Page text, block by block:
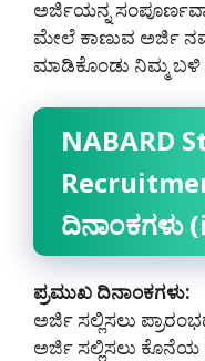
ಅರ್ಜಿಯನ್ನ
ಮೇಲೆ ಕಾಣುವ ಅರ್ಜಿ
ಮಾಡಿಕೊಂಡು ನಿಮ್ಮ ಬಳಿ
NABARD
ದಿನಾಂಕಗಳು
ಪ್ರಮುಖ ದಿನಾಂಕಗಳು:
ಅರ್ಜಿ ಸಲ್ಲಿಸಲು
ಅರ್ಜಿ ಸಲ್ಲಿಸಲು ಕೊನೆಯ